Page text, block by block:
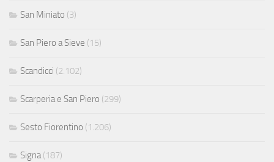
San Miniato (3)
San Piero a Sieve (15)
Scandicci (2.102)
Scarperia e San Piero (299)
Sesto Fiorentino (1.206)
Signa(187)